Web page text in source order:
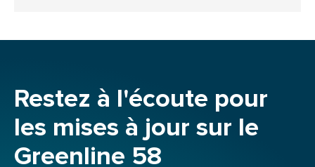
Restez à l'écoute pour
les mises à jour sur le
Greenline 58